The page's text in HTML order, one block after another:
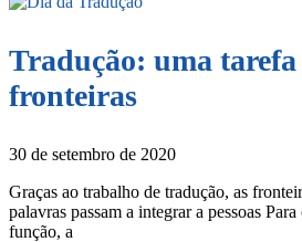
Tradução: uma
fronteiras
30 de setembro de 2020
Graças ao trabalho de tradução, as
palavras passam a integrar a pessoas
função, a